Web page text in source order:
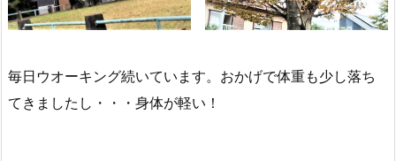
毎日ウオーキング続いています。おかげで体重も少し落ち
てきましたし・・・身体が軽い！